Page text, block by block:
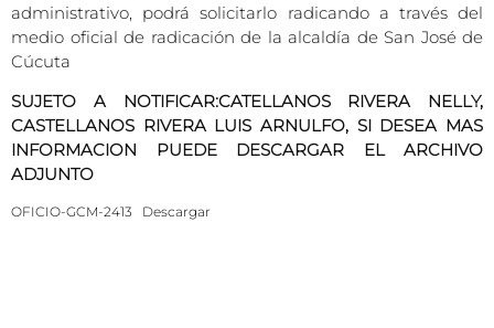
administrativo, podrá solicitarlo radicando a través del
medio oficial de radicación de la alcaldía de San José de
Cúcuta
SUJETO A NOTIFICAR:CATELLANOS RIVERA NELLY,
CASTELLANOS RIVERA LUIS ARNULFO, SI DESEA MAS
INFORMACION PUEDE DESCARGAR EL ARCHIVO
ADJUNTO
OFICIO-GCM-2413 Descargar